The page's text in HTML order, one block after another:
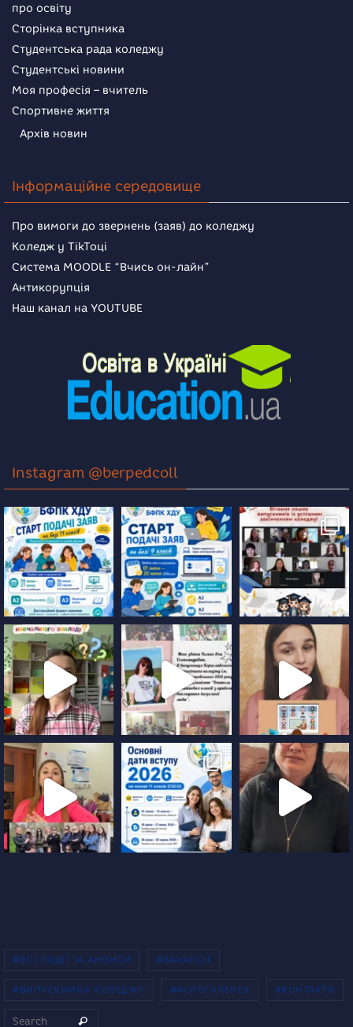
про освіту
Сторінка вступника
Студентська рада коледжу
Студентські новини
Моя професія – вчитель
Спортивне життя
Архів новин
Інформаційне середовище
Про вимоги до звернень (заяв) до коледжу
Коледж у TikToці
Система MOODLE “Вчись он-лайн”
Антикорупція
Наш канал на YOUTUBE
Instagram @berpedcoll
#ВСІ ПОДІЇ ТА АНОНСИ #ВАКАНСІЇ
#ВИПУСКНИКИ КОЛЕДЖУ #ФОТОГАЛЕРЕЯ #КОНТАКТИ
Search